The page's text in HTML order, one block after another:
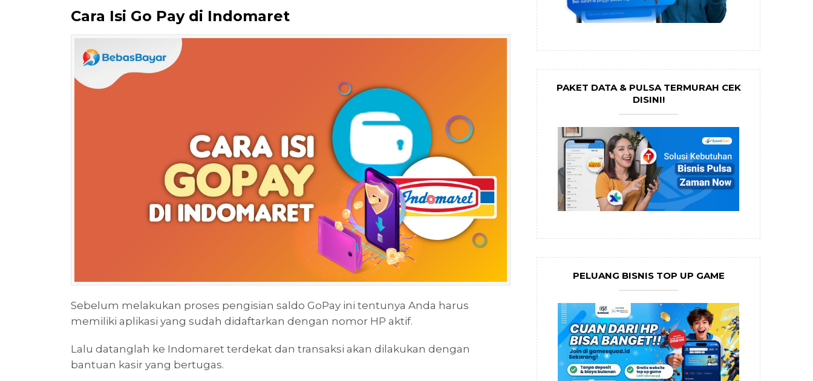
Cara Isi Go Pay di Indomaret
Sebelum melakukan proses pengisian saldo GoPay ini tentunya Anda harus
memiliki aplikasi yang sudah didaftarkan dengan nomor HP aktif.
Lalu datanglah ke Indomaret terdekat dan transaksi akan dilakukan dengan
bantuan kasir yang bertugas.
PAKET DATA & PULSA TERMURAH CEK
DISINI!
PELUANG BISNIS TOP UP GAME